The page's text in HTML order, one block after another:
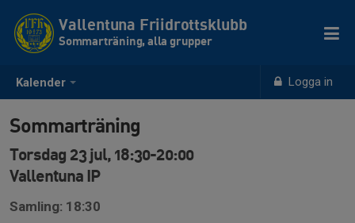
Kalender Logga in
Vallentuna Friidrottsklubb
Sommarträning, alla grupper
Sommarträning
Torsdag 23 jul, 18:30-20:00
Vallentuna IP
Samling: 18:30